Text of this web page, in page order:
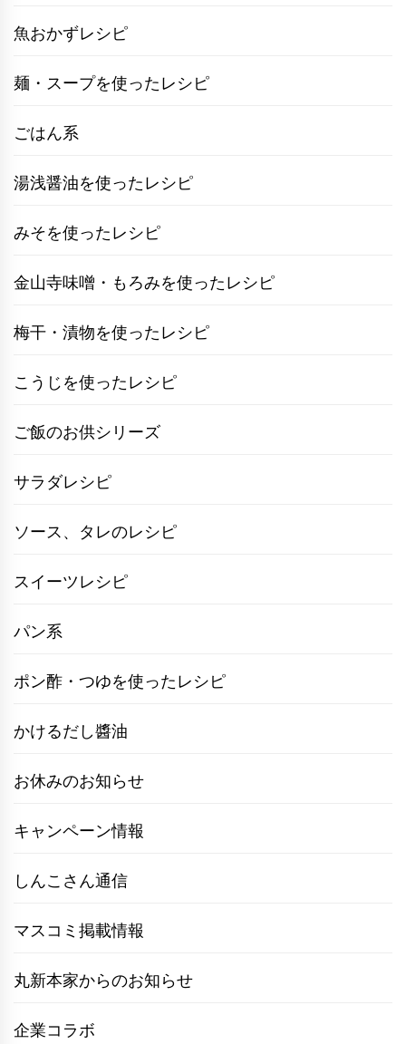
魚おかずレシピ
麺・スープを使ったレシピ
ごはん系
湯浅醤油を使ったレシピ
みそを使ったレシピ
金山寺味噌・もろみを使ったレシピ
梅干・漬物を使ったレシピ
こうじを使ったレシピ
ご飯のお供シリーズ
サラダレシピ
ソース、タレのレシピ
スイーツレシピ
パン系
ポン酢・つゆを使ったレシピ
かけるだし醬油
お休みのお知らせ
キャンペーン情報
しんこさん通信
マスコミ掲載情報
丸新本家からのお知らせ
企業コラボ